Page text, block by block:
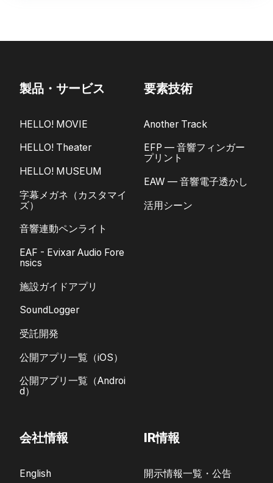
製品・サービス
HELLO! MOVIE
HELLO! Theater
HELLO! MUSEUM
字幕メガネ（カスタマイ
ズ）
音響連動ペンライト
EAF - Evixar Audio Fore
nsics
施設ガイドアプリ
SoundLogger
受託開発
公開アプリ一覧（iOS）
公開アプリ一覧（Androi
d）
要素技術
Another Track
EFP — 音響フィンガー
プリント
EAW — 音響電子透かし
活用シーン
会社情報
English
IR情報
開示情報一覧・公告